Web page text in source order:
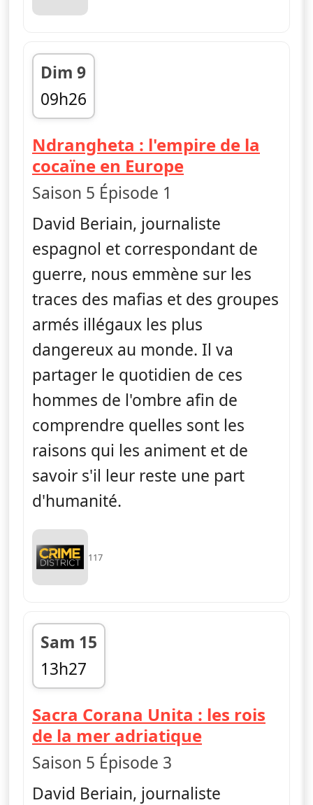
Dim 9
09h26
fin 10h20
Ndrangheta : l'empire de la
cocaïne en Europe— Les trafics et
Saison 5 Épisode 1
David Beriain, journaliste
espagnol et correspondant de
guerre, nous emmène sur les
traces des mafias et des groupes
armés illégaux les plus
dangereux au monde. Il va
partager le quotidien de ces
hommes de l'ombre afin de
comprendre quelles sont les
raisons qui les animent et de
savoir s'il leur reste une part
d'humanité.
117
Sam 15
13h27
fin 14h21
Sacra Corana Unita : les rois
de la mer adriatique— Les trafics
Saison 5 Épisode 3
David Beriain, journaliste